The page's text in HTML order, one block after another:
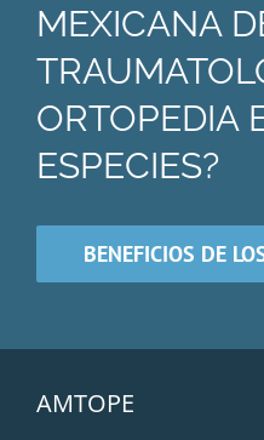
MEXICANA
ORTOPEDIA
ESPECIES?
BENEFICIOS DE
AMTOPE